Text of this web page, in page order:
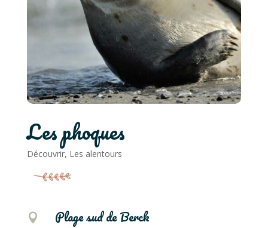
Les phoques
Découvrir, Les alentours
 Plage sud de Berck